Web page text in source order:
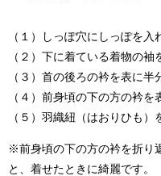
（１）しっぽ穴にしっぽを入
（２）下に着ている着物の袖
（３）首の後ろの衿を表に半
（４）前身頃の下の方の衿を
（５）羽織紐（はおりひも）
※前身頃の下の方の衿を折り
と、着せたときに綺麗です。